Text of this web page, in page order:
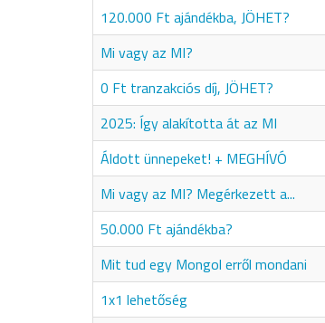
120.000 Ft ajándékba, JÖHET?
Mi vagy az MI?
0 Ft tranzakciós díj, JÖHET?
2025: Így alakította át az MI
Áldott ünnepeket! + MEGHÍVÓ
Mi vagy az MI? Megérkezett a...
50.000 Ft ajándékba?
Mit tud egy Mongol erről mondani
1x1 lehetőség